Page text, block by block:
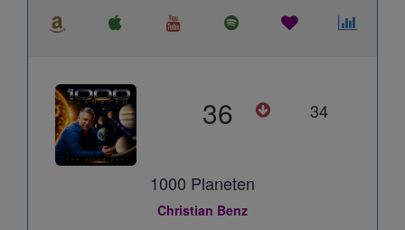
36 34
1000 Planeten
Christian Benz